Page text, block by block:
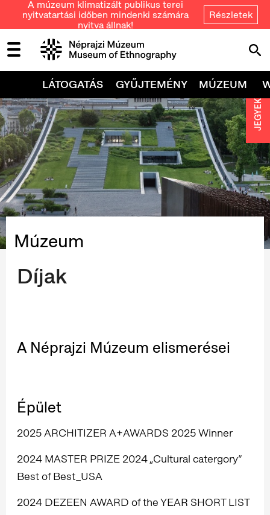
A múzeum klimatizált publikus terei
nyitvatartási időben mindenki számára
nyitva állnak!
Részletek
LÁTOGATÁS GYŰJTEMÉNY MÚZEUM
Múzeum
Díjak
A Néprajzi Múzeum elismerései
Épület
2025 ARCHITIZER A+AWARDS 2025 Winner
2024 MASTER PRIZE 2024 „Cultural catergory”
Best of Best_USA
2024 DEZEEN AWARD of the YEAR SHORT LIST
JEGYEK